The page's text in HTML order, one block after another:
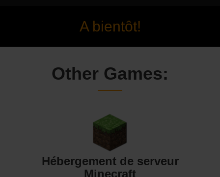
A bientôt!
Other Games:
Hébergement de serveur
Minecraft